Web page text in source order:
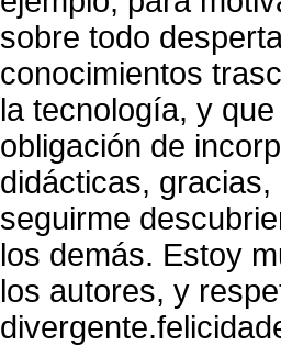
sobre todo
conocimientos
la tecnología, y
obligación de
didácticas,
seguirme
los demás. Estoy
los autores, y